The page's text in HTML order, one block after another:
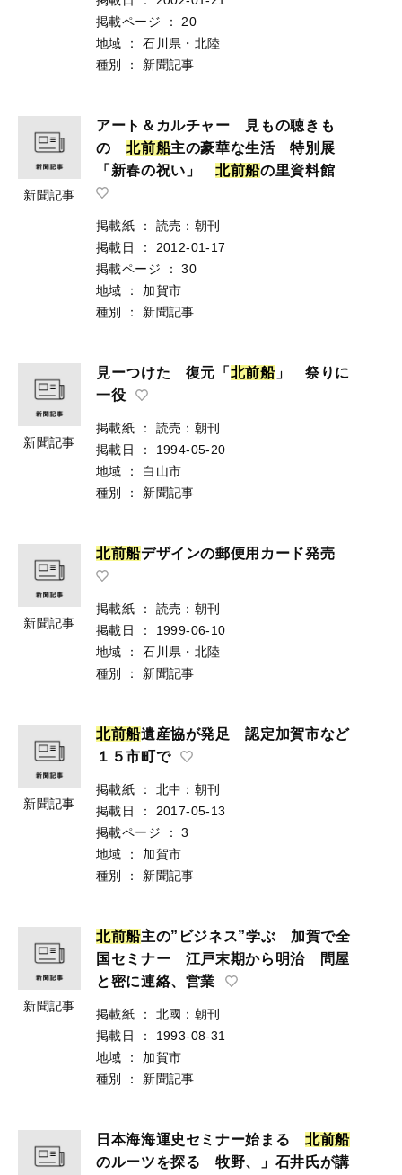
掲載ページ
：
20
地域
：
石川県・北陸
種別
： 新聞記事
新聞記事
アート＆カルチャー 見もの聴きも
の北前船主の豪華な生活 特別展
「新春の祝い」北前船の里資料館
掲載紙 ：
読売：朝刊
掲載日
：
2012-01-17
掲載ページ
：
30
地域
：
加賀市
種別
： 新聞記事
新聞記事
見ーつけた 復元「 北前船」 祭りに
一役
掲載紙 ：
読売：朝刊
掲載日
：
1994-05-20
地域
：
白山市
種別
： 新聞記事
新聞記事
北前船デザインの郵便用カード発売
掲載紙 ：
読売：朝刊
掲載日
：
1999-06-10
地域
：
石川県・北陸
種別
： 新聞記事
新聞記事
北前船遺産協が発足 認定加賀市など
１５市町で
掲載紙 ：
北中：朝刊
掲載日
：
2017-05-13
掲載ページ
：
3
地域
：
加賀市
種別
： 新聞記事
新聞記事
北前船主の”ビジネス”学ぶ 加賀で全
国セミナー 江戸末期から明治 問屋
と密に連絡、営業
掲載紙 ：
北國：朝刊
掲載日
：
1993-08-31
地域
：
加賀市
種別
： 新聞記事
日本海海運史セミナー始まる 北前船
のルーツを探る 牧野、」石井氏が講